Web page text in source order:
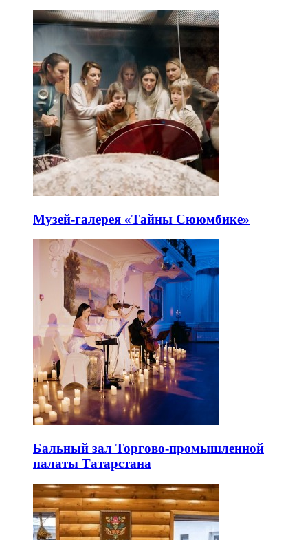
Музей-галерея «Тайны Сююмбике»
Бальный зал Торгово-промышленной
палаты Татарстана